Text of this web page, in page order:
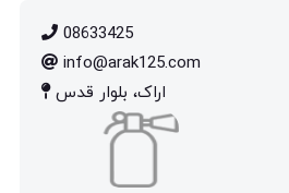
08633425
info@arak125.com
اراک، بلوار قدس